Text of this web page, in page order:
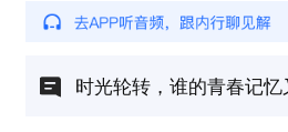
时光轮转，谁的青春记忆